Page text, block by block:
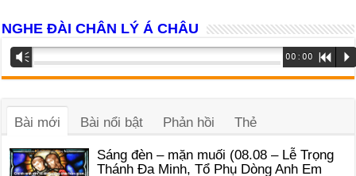
NGHE ĐÀI CHÂN LÝ Á CHÂU
Trình
phát
âm
Vm 00:00 R P
Bài mới Bài nổi bật Phản hồi Thẻ
Sáng đèn – mặn muối (08.08 – Lễ Trọng
Thánh Đa Minh, Tổ Phụ Dòng Anh Em